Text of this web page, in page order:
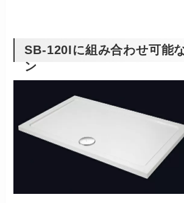
SB-120Iに組み合わせ可能
ン